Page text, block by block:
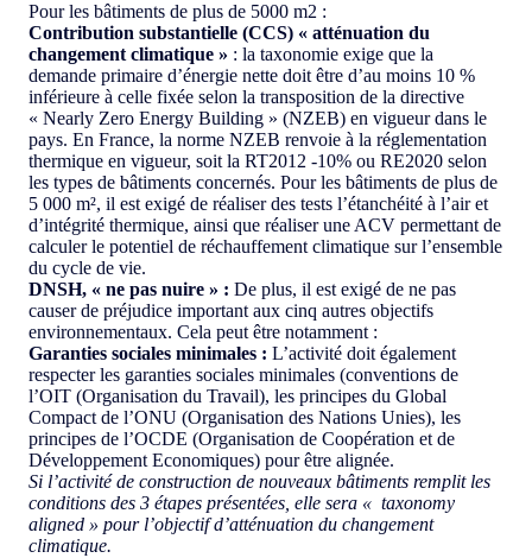
Pour les bâtiments de plus de 5000 m2 :
Contribution substantielle (CCS) « atténuation du
changement climatique » : la taxonomie exige que la
demande primaire d’énergie nette doit être d’au moins 10 %
inférieure à celle fixée selon la transposition de la directive
« Nearly Zero Energy Building » (NZEB) en vigueur dans le
pays. En France, la norme NZEB renvoie à la réglementation
thermique en vigueur, soit la RT2012 -10% ou RE2020 selon
les types de bâtiments concernés. Pour les bâtiments de plus de
5 000 m², il est exigé de réaliser des tests l’étanchéité à l’air et
d’intégrité thermique, ainsi que réaliser une ACV permettant de
calculer le potentiel de réchauffement climatique sur l’ensemble
du cycle de vie.
DNSH, « ne pas nuire » : De plus, il est exigé de ne pas
causer de préjudice important aux cinq autres objectifs
environnementaux. Cela peut être notamment :
Garanties sociales minimales : L’activité doit également
respecter les garanties sociales minimales (conventions de
l’OIT (Organisation du Travail), les principes du Global
Compact de l’ONU (Organisation des Nations Unies), les
principes de l’OCDE (Organisation de Coopération et de
Développement Economiques) pour être alignée.
Si l’activité de construction de nouveaux bâtiments remplit les
conditions des 3 étapes présentées, elle sera « taxonomy
aligned » pour l’objectif d’atténuation du changement
climatique.